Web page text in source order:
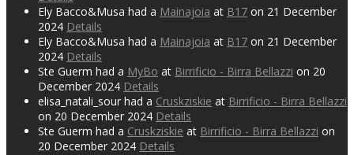
Ely Bacco&Musa had a Mainajoia at B17 on 21 December
2024 Details
Ely Bacco&Musa had a Mainajoia at B17 on 21 December
2024 Details
Ste Guerm had a MyBo at Birrificio - Birra Bellazzi on 20
December 2024 Details
elisa_natali_sour had a Cruskziskie at Birrificio - Birra Bellazzi
on 20 December 2024 Details
Ste Guerm had a Cruskziskie at Birrificio - Birra Bellazzi on
20 December 2024 Details